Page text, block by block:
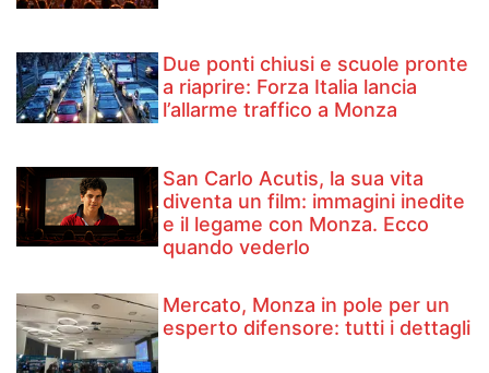
Due ponti chiusi e scuole pronte
a riaprire: Forza Italia lancia
l’allarme traffico a Monza
San Carlo Acutis, la sua vita
diventa un film: immagini inedite
e il legame con Monza. Ecco
quando vederlo
Mercato, Monza in pole per un
esperto difensore: tutti i dettagli